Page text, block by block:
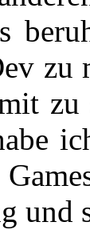
zu
zu
und